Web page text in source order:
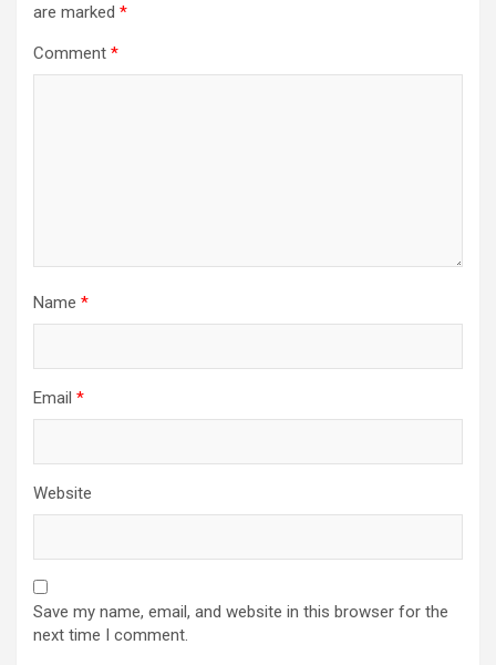
are marked *
Comment *
Name *
Email *
Website
Save my name, email, and website in this browser for the
next time I comment.